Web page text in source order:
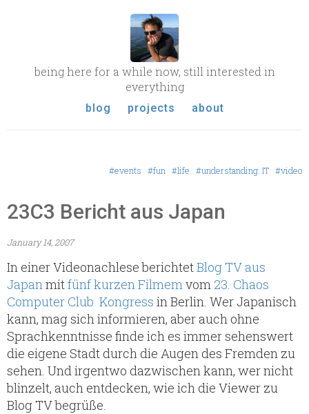
being here for a while now, still interested in
everything
blog projects about
#events #fun #life #understanding: IT #video
23C3 Bericht aus Japan
January 14, 2007
In einer Videonachlese berichtetBlog TV aus
Japanmitfünf kurzen Filmemvom 23. Chaos
Computer Club Kongress in Berlin. Wer Japanisch
kann, mag sich informieren, aber auch ohne
Sprachkenntnisse finde ich es immer sehenswert
die eigene Stadt durch die Augen des Fremden zu
sehen. Und irgentwo dazwischen kann, wer nicht
blinzelt, auch entdecken, wie ich die Viewer zu
Blog TV begrüße.